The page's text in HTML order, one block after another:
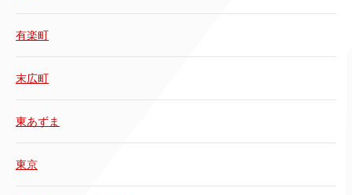
有楽町
末広町
東あずま
東京